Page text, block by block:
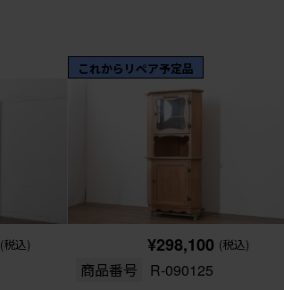
(税込)
これからリペア予定品
¥298,100 (税込)
商品番号 R-090125